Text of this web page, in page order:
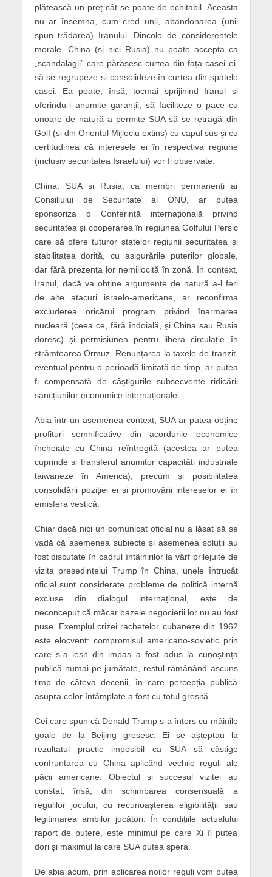
plătească un preț cât se poate de echitabil. Aceasta
nu ar însemna, cum cred unii, abandonarea (unii
spun trădarea) Iranului. Dincolo de considerentele
morale, China (și nici Rusia) nu poate accepta ca
„scandalagii” care părăsesc curtea din fața casei ei,
să se regrupeze și consolideze în curtea din spatele
casei. Ea poate, însă, tocmai sprijinind Iranul și
oferindu-i anumite garanții, să faciliteze o pace cu
onoare de natură a permite SUA să se retragă din
Golf (și din Orientul Mijlociu extins) cu capul sus și cu
certitudinea că interesele ei în respectiva regiune
(inclusiv securitatea Israelului) vor fi observate.
China, SUA și Rusia, ca membri permanenți ai
Consiliului de Securitate al ONU, ar putea
sponsoriza o Conferință internațională privind
securitatea și cooperarea în regiunea Golfului Persic
care să ofere tuturor statelor regiunii securitatea și
stabilitatea dorită, cu asigurările puterilor globale,
dar fără prezența lor nemijlocită în zonă. În context,
Iranul, dacă va obține argumente de natură a-l feri
de alte atacuri israelo-americane, ar reconfirma
excluderea oricărui program privind înarmarea
nucleară (ceea ce, fără îndoială, și China sau Rusia
doresc) și permisiunea pentru libera circulație în
strâmtoarea Ormuz. Renunțarea la taxele de tranzit,
eventual pentru o perioadă limitată de timp, ar putea
fi compensată de câștigurile subsecvente ridicării
sancțiunilor economice internaționale.
Abia într-un asemenea context, SUA ar putea obține
profituri semnificative din acordurile economice
încheiate cu China reîntregită (acestea ar putea
cuprinde și transferul anumitor capacități industriale
taiwaneze în America), precum și posibilitatea
consolidării poziției ei și promovării intereselor ei în
emisfera vestică.
Chiar dacă nici un comunicat oficial nu a lăsat să se
vadă că asemenea subiecte și asemenea soluții au
fost discutate în cadrul întâlnirilor la vârf prilejuite de
vizita președintelui Trump în China, unele întrucât
oficial sunt considerate probleme de politică internă
excluse din dialogul internațional, este de
neconceput că măcar bazele negocierii lor nu au fost
puse. Exemplul crizei rachetelor cubaneze din 1962
este elocvent: compromisul americano-sovietic prin
care s-a ieșit din impas a fost adus la cunoștința
publică numai pe jumătate, restul rămânând ascuns
timp de câteva decenii, în care percepția publică
asupra celor întâmplate a fost cu totul greșită.
Cei care spun că Donald Trump s-a întors cu mâinile
goale de la Beijing greșesc. Ei se așteptau la
rezultatul practic imposibil ca SUA să câștige
confruntarea cu China aplicând vechile reguli ale
păcii americane. Obiectul și succesul vizitei au
constat, însă, din schimbarea consensuală a
regulilor jocului, cu recunoașterea eligibilității sau
legitimarea ambilor jucători. În condițiile actualului
raport de putere, este minimul pe care Xi îl putea
dori și maximul la care SUA putea spera.
De abia acum, prin aplicarea noilor reguli vom putea